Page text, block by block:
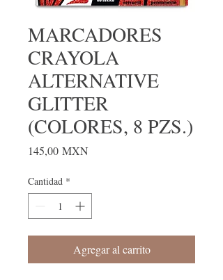
MARCADORES
CRAYOLA
ALTERNATIVE
GLITTER
(COLORES, 8 PZS.)
145,00 MXN
Cantidad *
Agregar al carrito